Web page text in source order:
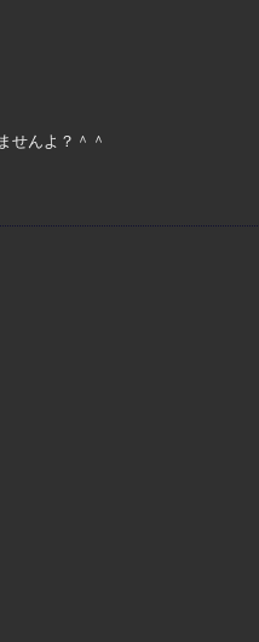
せんよ？＾＾